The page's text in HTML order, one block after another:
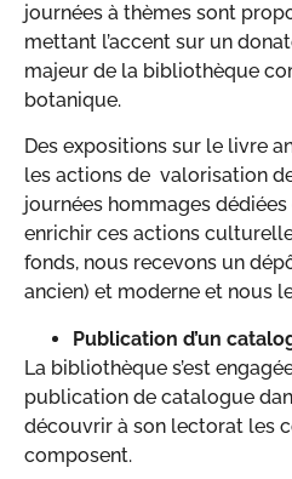
journées à thèmes sont
mettant l’accent sur un
majeur de la bibliothèque
botanique.
Des expositions sur le livre
les actions de valorisation
journées hommages
enrichir ces actions
fonds, nous recevons un
ancien) et moderne et nous
Publication d’un
La bibliothèque s’est
publication de catalogue
découvrir à son lectorat les
composent.